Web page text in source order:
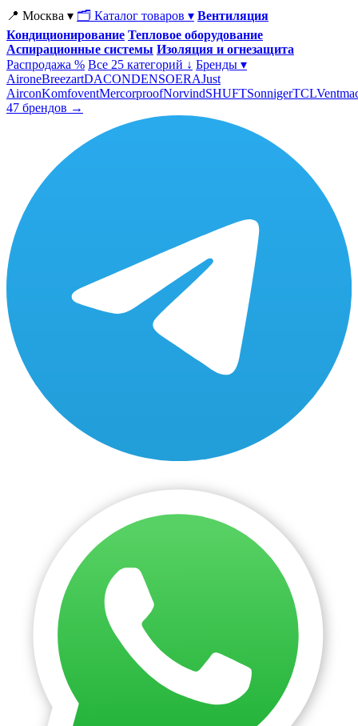
📍 Москва ▾ 🗂 Каталог товаров ▾ Вентиляция
Кондиционирование Тепловое оборудование
Аспирационные системы Изоляция и огнезащита
Распродажа % Все 25 категорий ↓ Бренды ▾
AironeBreezartDACONDENSOERAJust
AirconKomfoventMercorproofNorvindSHUFTSonnigerTCL
47 брендов →